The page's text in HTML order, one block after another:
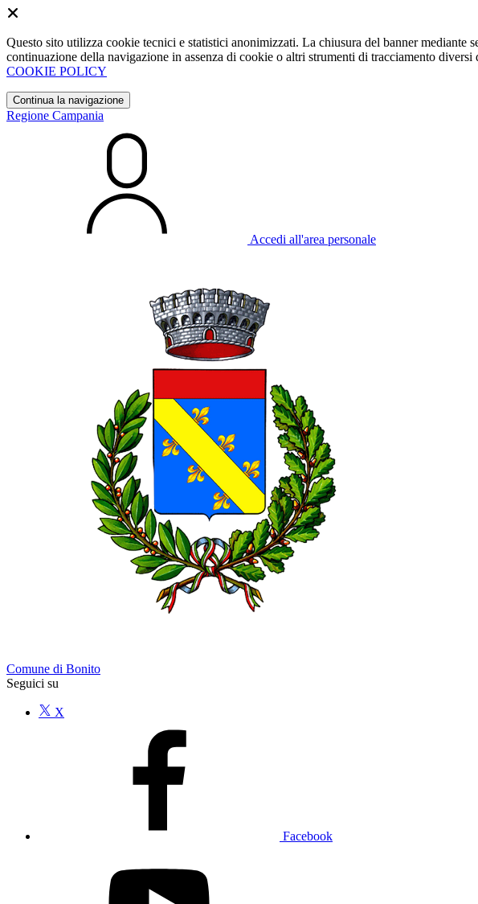
Questo sito utilizza cookie tecnici e statistici anonimizzati. La chiusura del banner
continuazione della navigazione in assenza di cookie o altri strumenti di tracciamento diversi
COOKIE POLICY
Continua la navigazione
Regione Campania
Accedi all'area personale
Comune di Bonito
Seguici su
X
Facebook